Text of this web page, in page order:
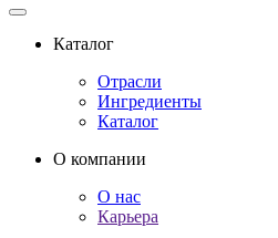
Каталог
Отрасли
Ингредиенты
Каталог
О компании
О нас
Карьера